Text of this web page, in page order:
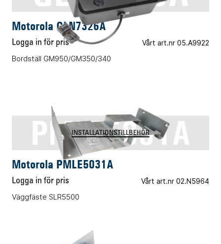
Motorola GLN7326A
Logga in för pris Vårt art.nr 05.A9922
Bordställ GM950/GM350/340
PMLE5031A
INSTALLATIONSTILLBEHÖR
Motorola PMLE5031A
Logga in för pris Vårt art.nr 02.N5964
Väggfäste SLR5500